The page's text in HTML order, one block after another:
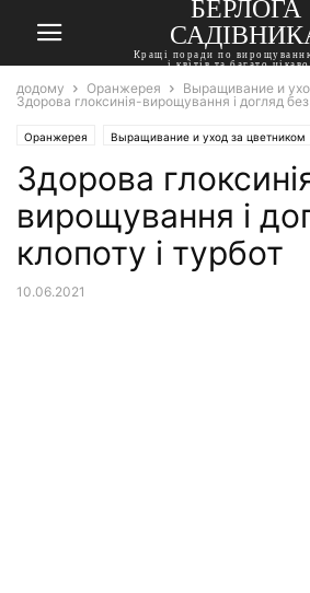
БЕРЛОГА
Кращі поради по
і квітів та багато
додому Оранжерея
Выращивание и
Здорова глоксинія-вирощування і догляд без
Оранжерея Выращивание и уход за цветником
Здорова
вирощування і
клопоту і турбот
10.06.2021